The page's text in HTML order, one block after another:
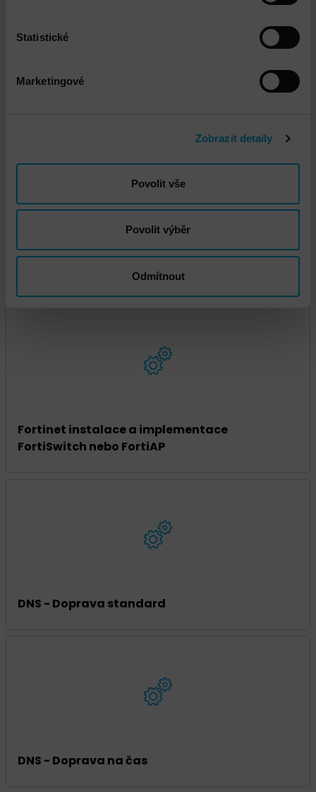
Statistické
Marketingové
Zobrazit detaily
Povolit vše
Povolit výběr
Odmítnout
Fortinet Instalace a implementace FortiGate
Fortinet instalace a implementace
FortiSwitch nebo FortiAP
DNS - Doprava standard
DNS - Doprava na čas